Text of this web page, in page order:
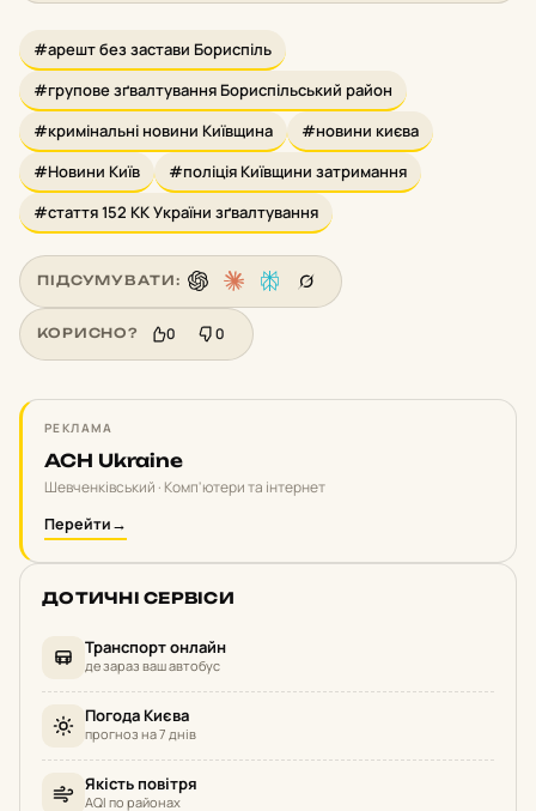
#арешт без застави Бориспіль
#групове зґвалтування Бориспільський район
#кримінальні новини Київщина
#новини києва
#Новини Київ
#поліція Київщини затримання
#стаття 152 КК України зґвалтування
ПІДСУМУВАТИ:
КОРИСНО? 0 0
РЕКЛАМА
ACH Ukraine
Шевченківський · Комп'ютери та інтернет
Перейти→
ДОТИЧНІ СЕРВІСИ
Транспорт онлайн
де зараз ваш автобус
Погода Києва
прогноз на 7 днів
Якість повітря
AQI по районах